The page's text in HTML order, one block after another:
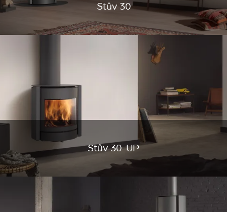
Stûv 30
Stûv 30-UP